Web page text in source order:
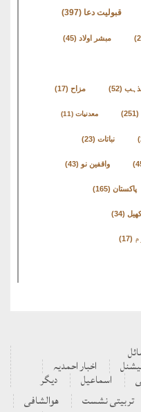
قبولیت دعا (397)
مبشر اولاد (45)
(52) مزاح (17)
(251) معدنیات (11)
نباتات (23)
واقفین نو (43)
پاکستان (165)
کھیل (34)
(17)
اخبار احمدیہ
اسماعیل
دیگر
تربیتی نشست
ھوالشافی